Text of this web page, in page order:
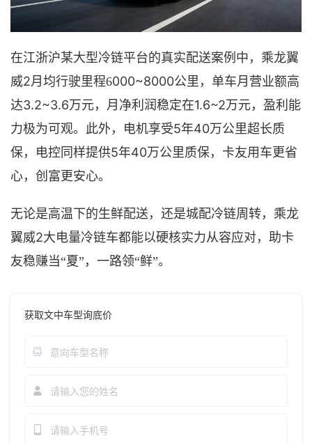
在江浙沪某大型冷链平台的真实配送案例中，乘龙翼
威2月均行驶里程6000~8000公里，单车月营业额高
达3.2~3.6万元，月净利润稳定在1.6~2万元， 盈利能
力极为可观。此外，电机享受5年40万公里超长质
保，电控同样提供5年40万公里质保，卡友用车更省
心，创富更安心。
无论是高温下的生鲜配送，还是城配冷链周转，乘龙
翼威2大电量冷链车都能以硬核实力从容应对， 助卡
友稳赚当“夏”，一路领“鲜”。
获取文中车型询底价